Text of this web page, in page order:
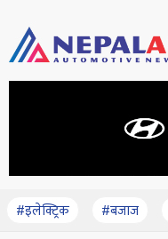
#इलेक्ट्रिक #बजाज